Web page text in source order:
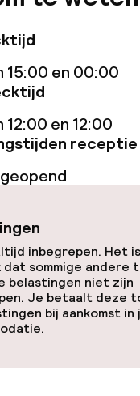
/ gym
15:00 en 00:00
12:00 en 12:00
receptie
inbegrepen. Het
dat sommige andere
belastingen niet zijn
Je betaalt deze
bij aankomst in